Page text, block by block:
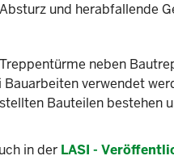
und herabfallende
neben
verwendet
Bauteilen bestehen
in der LASI -